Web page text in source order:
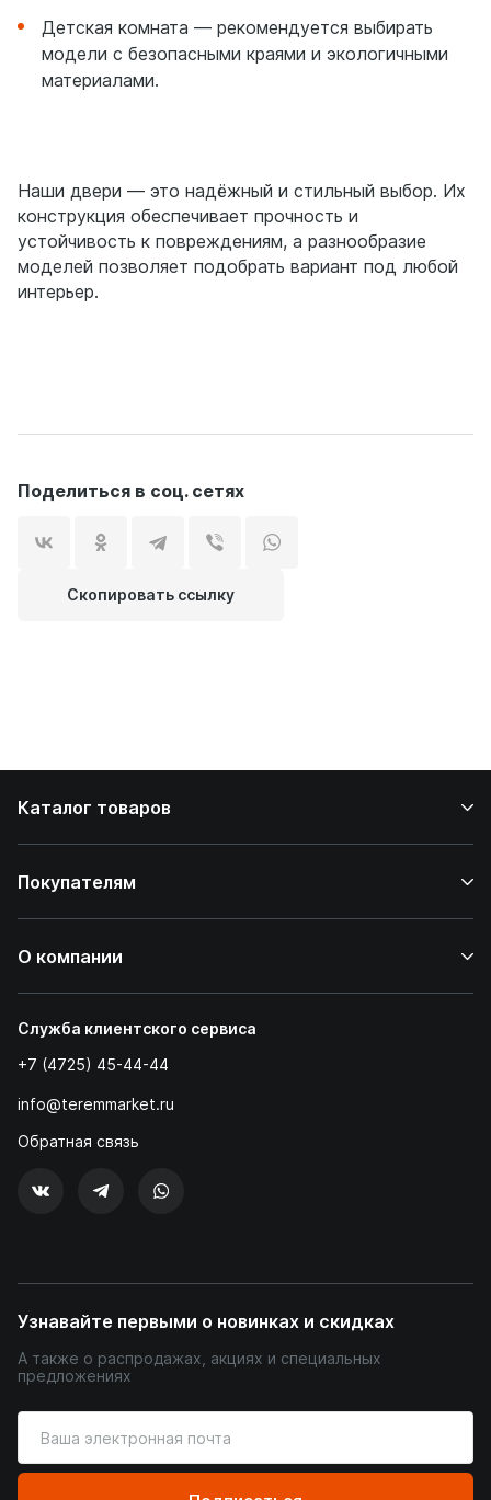
Детская комната — рекомендуется выбирать
модели с безопасными краями и экологичными
материалами.
Наши двери — это надёжный и стильный выбор. Их
конструкция обеспечивает прочность и
устойчивость к повреждениям, а разнообразие
моделей позволяет подобрать вариант под любой
интерьер.
Поделиться в соц. сетях
Скопировать ссылку
Каталог товаров
Покупателям
О компании
Служба клиентского сервиса
+7 (4725) 45-44-44
info@teremmarket.ru
Обратная связь
Узнавайте первыми о новинках и скидках
А также о распродажах, акциях и специальных
предложениях
Введите
ваш
адрес